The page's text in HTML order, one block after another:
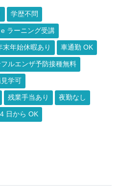
学歴不問
e ラーニング受講
末年始休暇あり 車通勤 OK
ルエンザ予防接種無料
学可
残業手当あり 夜勤なし
日から OK